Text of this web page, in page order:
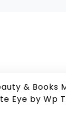
& Books
Eye by Wp